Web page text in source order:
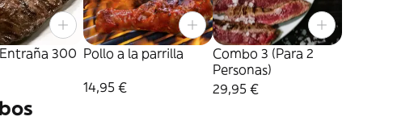
300 Pollo a la parrilla
14,95 €
Combo 3 (Para 2
Personas)
29,95 €